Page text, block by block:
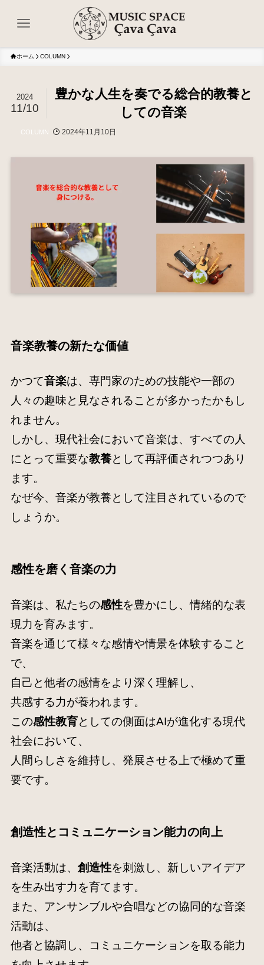
ホーム COLUMN
豊かな人生を奏でる総合的教養と
しての音楽
2024
11/10
COLUMN 2024年11月10日
音楽教養の新たな価値
かつて音楽は、専門家のための技能や一部の
人々の趣味と見なされることが多かったかもし
れません。
しかし、現代社会において音楽は、すべての人
にとって重要な教養として再評価されつつあり
ます。
なぜ今、音楽が教養として注目されているので
しょうか。
感性を磨く音楽の力
音楽は、私たちの感性を豊かにし、情緒的な表
現力を育みます。
音楽を通じて様々な感情や情景を体験すること
で、
自己と他者の感情をより深く理解し、
共感する力が養われます。
この感性教育としての側面はAIが進化する現代
社会において、
人間らしさを維持し、発展させる上で極めて重
要です。
創造性とコミュニケーション能力の向上
音楽活動は、 創造性を刺激し、新しいアイデア
を生み出す力を育てます。
また、アンサンブルや合唱などの協同的な音楽
活動は、
他者と協調し、コミュニケーションを取る能力